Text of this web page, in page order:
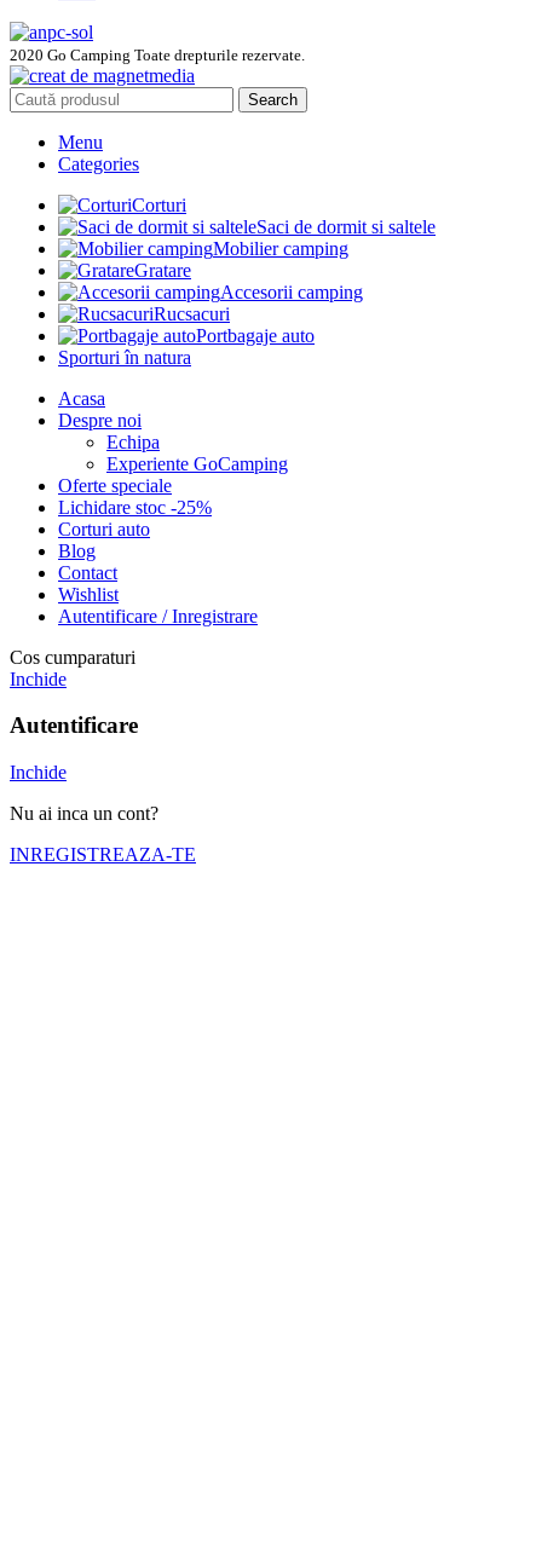
2020 Go Camping Toate drepturile rezervate.
Search
Menu
Categories
Corturi
Saci de dormit si saltele
Mobilier camping
Gratare
Accesorii camping
Rucsacuri
Portbagaje auto
Sporturi în natura
Acasa
Despre noi
Echipa
Experiente GoCamping
Oferte speciale
Lichidare stoc -25%
Corturi auto
Blog
Contact
Wishlist
Autentificare / Inregistrare
Cos cumparaturi
Inchide
Autentificare
Inchide
Nu ai inca un cont?
INREGISTREAZA-TE